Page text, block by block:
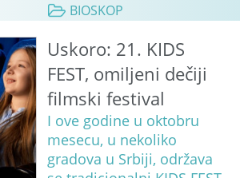
BIOSKOP
Uskoro: 21. KIDS
FEST, omiljeni dečiji
filmski festival
I ove godine u oktobru
mesecu, u nekoliko
gradova u Srbiji, održava